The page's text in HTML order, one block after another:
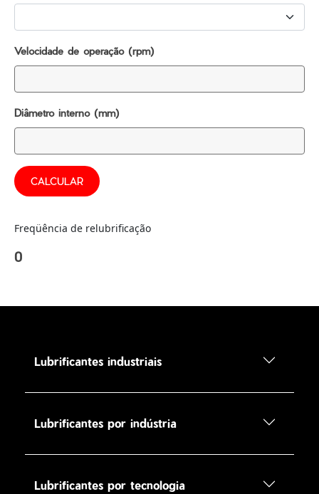
Velocidade de operação (rpm)
Diâmetro interno (mm)
CALCULAR
Freqüência de relubrificação
0
Lubrificantes industriais
Lubrificantes por indústria
Lubrificantes por tecnologia